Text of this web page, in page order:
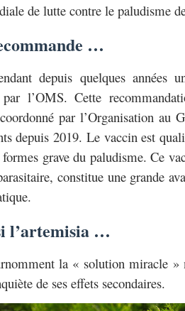
de lutte contre le paludisme
…
depuis quelques années
par l’OMS. Cette
par l’Organisation
depuis 2019. Le vaccin est
grave du paludisme. Ce
constitue une grande
l’artemisia …
la « solution miracle »
de ses effets secondaires.